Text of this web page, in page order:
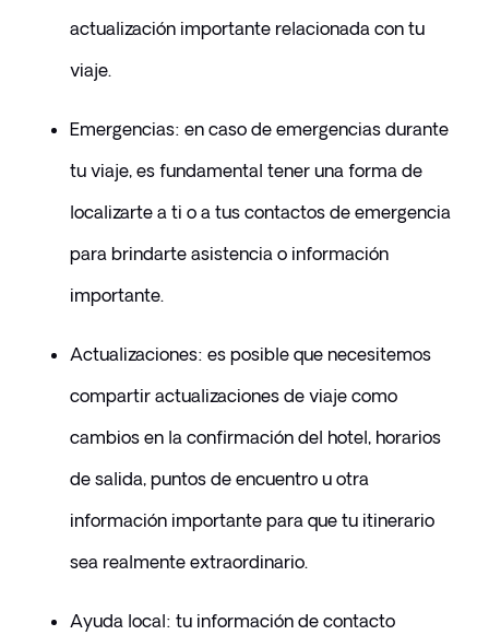
actualización importante relacionada con tu
viaje.
​Emergencias: en caso de emergencias durante
tu viaje, es fundamental tener una forma de
localizarte a ti o a tus contactos de emergencia
para brindarte asistencia o información
importante.
​Actualizaciones: es posible que necesitemos
compartir actualizaciones de viaje como
cambios en la confirmación del hotel, horarios
de salida, puntos de encuentro u otra
información importante para que tu itinerario
sea realmente extraordinario.
​Ayuda local: tu información de contacto